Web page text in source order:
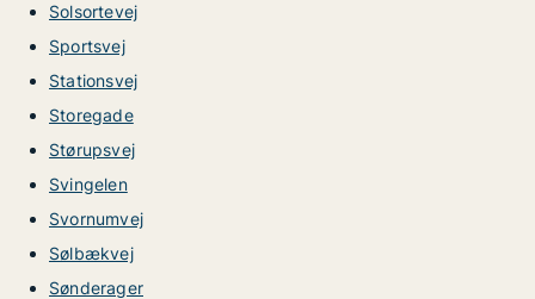
Solsortevej
Sportsvej
Stationsvej
Storegade
Størupsvej
Svingelen
Svornumvej
Sølbækvej
Sønderager